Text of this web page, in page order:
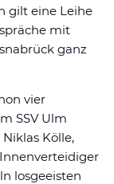
gilt eine Leihe
mit
ganz
vier
SSV Ulm
Kölle,
losgeeisten